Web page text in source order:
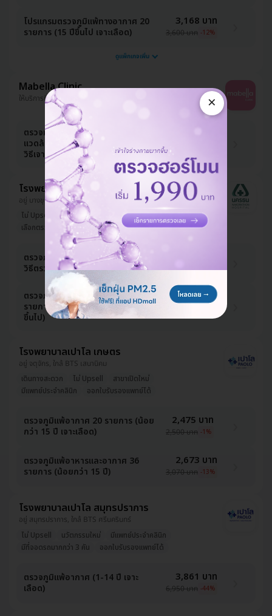
โปรแกรมตรวจภูมิแพ้ทางอากาศ 20
รายการ (15 ปีขึ้นไป เจาะเลือด)
3,168 บาท
3,600 บาท -12%
ดูแพ็กเกจเพิ่ม
Mabella Clinic
ให้บริการที่ จตุจักร, บางกอกใหญ่, สาทร, ปทุมวัน
ตรวจหาสารก่อภูมิแพ้อาหารและสิ่ง
แวดล้อม 107 ชนิด (IgE Test) ด้วย
วิธีเจาะเลือด
6,000 บาท
โรงพยาบาลนครธน
อยู่ บางขุนเทียน, ใกล้ สำนักงานเขตบางขุนเทียน
ไม่ Upsell
นวัตกรรมใหม่
หมอมีชื่อเสียง
เลือกตรวจกับหมอ ผญ ได้
มีที่จอดรถมากกว่า 3 คัน
ตรวจภูมิแพ้อากาศ 20 รายการ ด้วย
วิธีตรวจเลือด (6 เดือนขึ้นไป)
2,709 บาท -31%
ตรวจภูมิแพ้อาหารและอากาศ 36
รายการ ด้วยวิธีตรวจเลือด (6 เดือน
ขึ้นไป)
2,871 บาท
โรงพยาบาลเปาโล เกษตร
อยู่ จตุจักร, ใกล้ BTS เสนานิคม
เดินทางสะดวก
ไม่ Upsell
สาขาเปิดใหม่
มีแพทย์ประจำคลินิก
ออกใบรับรองแพทย์ได้
ตรวจภูมิแพ้อากาศ 20 รายการ (น้อย
กว่า 15 ปี เจาะเลือด)
2,475 บาท
2,500 บาท -1%
ตรวจภูมิแพ้อาหารและอากาศ 36
รายการ (น้อยกว่า 15 ปี)
2,673 บาท
3,070 บาท -13%
โรงพยาบาลเปาโล สมุทรปราการ
อยู่ สมุทรปราการ, ใกล้ BTS ศรีนครินทร์
ไม่ Upsell
นวัตกรรมใหม่
มีแพทย์ประจำคลินิก
มีที่จอดรถมากกว่า 3 คัน
ออกใบรับรองแพทย์ได้
ตรวจภูมิแพ้อากาศ (1-14 ปี เจาะ
เลือด)
3,861 บาท
6,950 บาท -44%
×